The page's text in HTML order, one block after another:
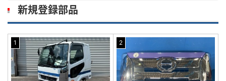
新規登録部品
1 2